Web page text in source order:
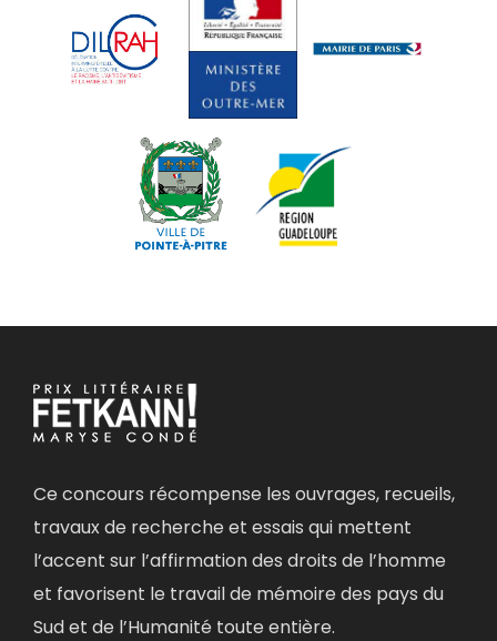
Ce concours récompense les ouvrages, recueils,
travaux de recherche et essais qui mettent
l’accent sur l’affirmation des droits de l’homme
et favorisent le travail de mémoire des pays du
Sud et de l’Humanité toute entière.